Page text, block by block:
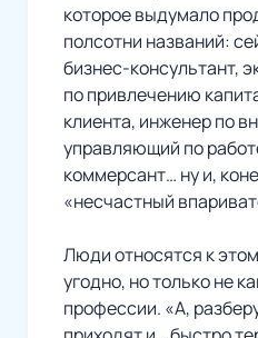
которое выдумало
полсотни названий:
бизнес-консультант,
по привлечению
клиента, инженер по
управляющий по
коммерсант… ну и,
«несчастный
Люди относятся к
угодно, но только не
профессии. «А,